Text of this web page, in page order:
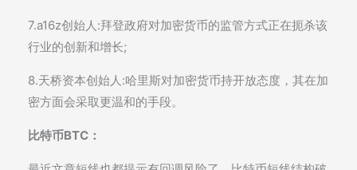
7.a16z创始人:拜登政府对加密货币的监管方式正在扼杀该
行业的创新和增长;
8.天桥资本创始人:哈里斯对加密货币持开放态度，其在加
密方面会采取更温和的手段。
比特币BTC：